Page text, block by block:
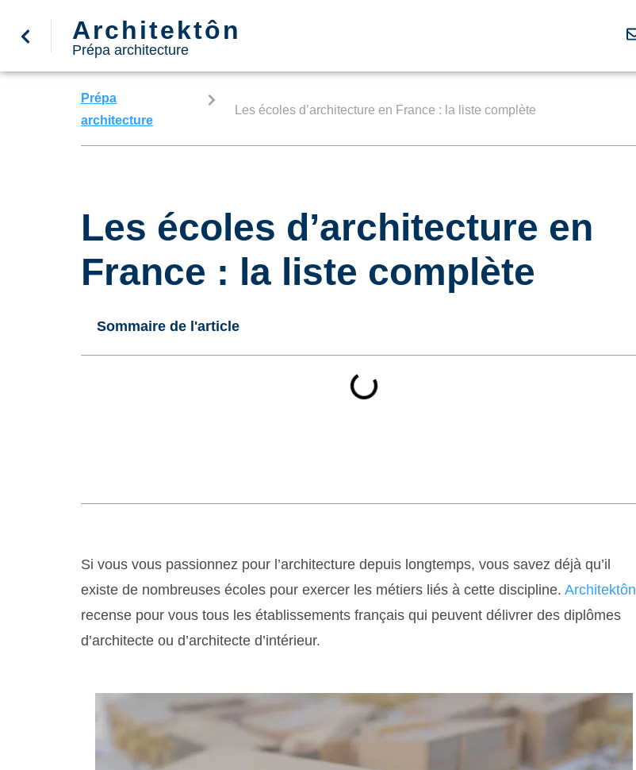
Architektôn
Prépa architecture
Prépa
architecture
Les écoles d’architecture en France : la liste complète
Les écoles d’architecture en
France : la liste complète
Sommaire de l'article
Si vous vous passionnez pour l’architecture depuis longtemps, vous savez déjà qu’il
existe de nombreuses écoles pour exercer les métiers liés à cette discipline. Architektôn
recense pour vous tous les établissements français qui peuvent délivrer des diplômes
d’architecte ou d’architecte d’intérieur.